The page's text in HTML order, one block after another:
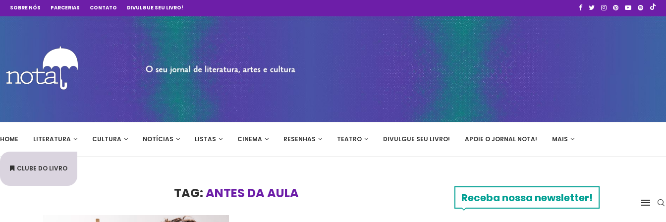
SOBRE NÓS PARCERIAS CONTATO DIVULGUE SEU LIVRO!
HOME LITERATURA CULTURA NOTÍCIAS LISTAS CINEMA RESENHAS TEATRO DIVULGUE SEU LIVRO! APOIE O JORNAL NOTA! MAIS
CLUBE DO LIVRO
TAG:ANTES DA AULA Receba nossa newsletter!